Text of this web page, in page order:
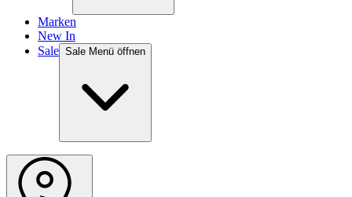
Marken
New In
Sale Sale Menü öffnen